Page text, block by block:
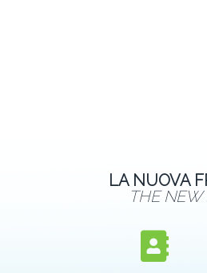
LA NUOVA
THE NEW